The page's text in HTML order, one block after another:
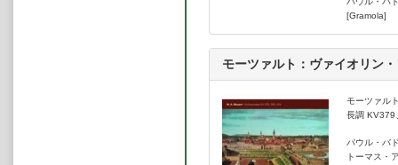
[Gramola]
モーツァルト：ヴァイオリン
モーツァル
長調 KV379
パウル・バ
トーマス・